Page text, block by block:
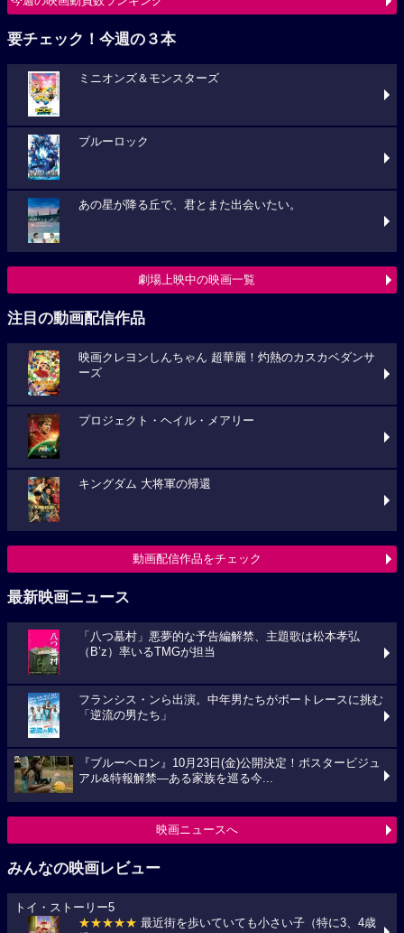
要チェック！今週の３本
ミニオンズ＆モンスターズ
ブルーロック
あの星が降る丘で、君とまた出会いたい。
劇場上映中の映画一覧
注目の動画配信作品
映画クレヨンしんちゃん 超華麗！灼熱のカスカベダンサ
ーズ
プロジェクト・ヘイル・メアリー
キングダム 大将軍の帰還
動画配信作品をチェック
最新映画ニュース
「八つ墓村」悪夢的な予告編解禁、主題歌は松本孝弘
（B’z）率いるTMGが担当
フランシス・ンら出演。中年男たちがボートレースに挑む
「逆流の男たち」
『ブルーヘロン』10月23日(金)公開決定！ポスタービジュ
アル&特報解禁―ある家族を巡る今...
映画ニュースへ
みんなの映画レビュー
トイ・ストーリー5
★★★★★ 最近街を歩いていても小さい子（特に3、4歳